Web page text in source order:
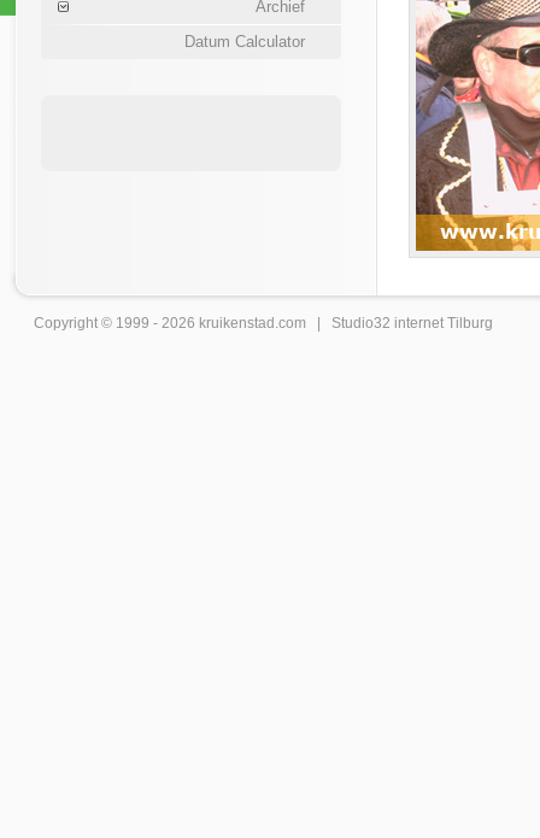
Archief
Datum Calculator
Copyright © 1999 - 2026 kruikenstad .com | Studio32 internet Tilburg